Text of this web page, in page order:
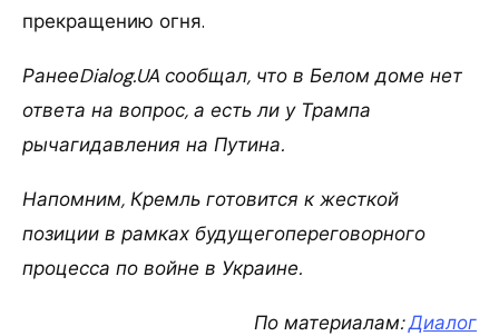
прекращению огня.
РанееDialog.UA сообщал, что в Белом доме нет
ответа на вопрос, а есть ли у Трампа
рычагидавления на Путина.
Напомним, Кремль готовится к жесткой
позиции в рамках будущегопереговорного
процесса по войне в Украине.
По материалам:Диалог